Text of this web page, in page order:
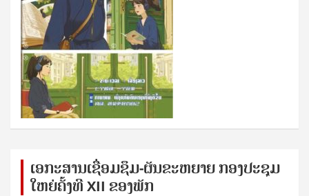
ເອກ​ະ​ສານ​ເຊ​ື່ອມ​ຊ​ຶມ-ຜັນ​ຂະ​ຫ​ຍາຍ ກອງ​ປະ​ຊຸມ​
ໃຫຍ່​ຄັ້ງ​ທີ XII ຂອງ​ພັກ